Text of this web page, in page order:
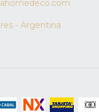
- Argentina